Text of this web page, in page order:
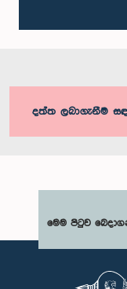
දත්ත ලබාගැනීම
මෙම පිටුව